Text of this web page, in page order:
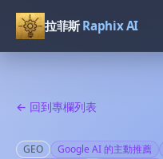
拉菲斯Raphix AI
← 回到專欄列表
GEO Google AI 的主動推薦